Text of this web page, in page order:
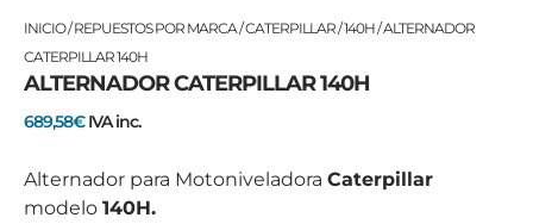
INICIO/REPUESTOS POR MARCA/CATERPILLAR/140H/ ALTERNADOR
CATERPILLAR 140H
ALTERNADOR CATERPILLAR 140H
689,58€ IVA inc.
Alternador para Motoniveladora Caterpillar
modelo 140H.
ALTERNADOR
CATERPILLAR
140H
cantidad